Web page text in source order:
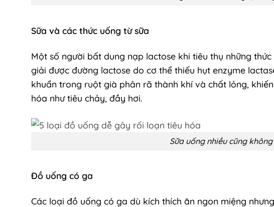
Sữa và các thức uống từ sữa
Một số người bất dung nạp lactose khi tiêu thụ những
giải được đường lactose do cơ thể thiếu hụt enzyme
khuẩn trong ruột già phân rã thành khí và chất lỏng,
hóa như tiêu chảy, đầy hơi.
Sữa uống nhiều cũng
Đồ uống có ga
Các loại đồ uống có ga dù kích thích ăn ngon miệng